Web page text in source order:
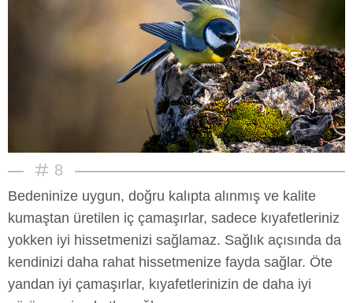
8
Bedeninize uygun, doğru kalıpta alınmış ve kalite
kumaştan üretilen iç çamaşırlar, sadece kıyafetleriniz
yokken iyi hissetmenizi sağlamaz. Sağlık açısında da
kendinizi daha rahat hissetmenize fayda sağlar. Öte
yandan iyi çamaşırlar, kıyafetlerinizin de daha iyi